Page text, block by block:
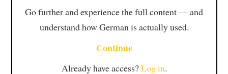
Go further and experience the full content — and
understand how German is actually used.
Continue
Already have access?Log in.